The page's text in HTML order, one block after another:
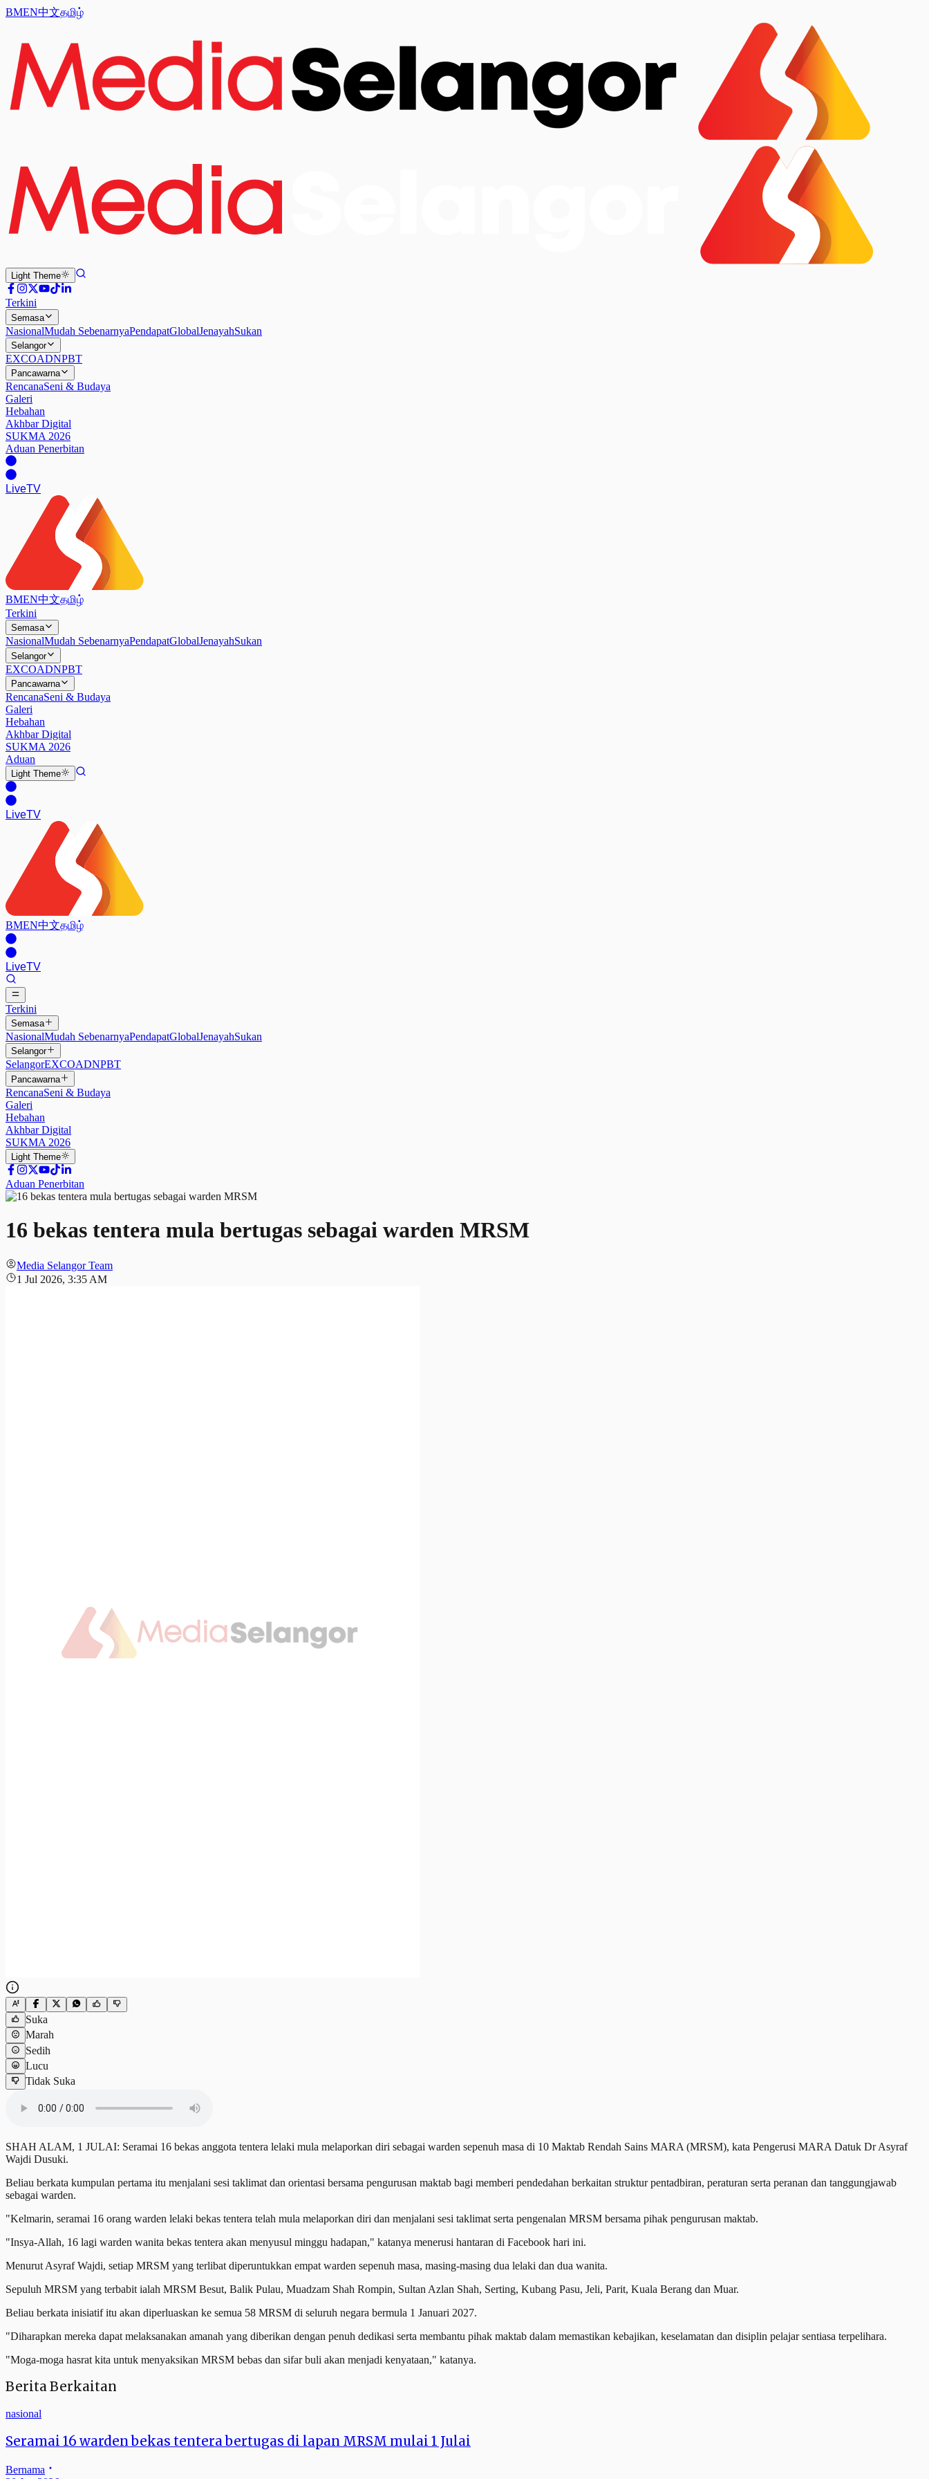
BMEN中文தமிழ்
Light Theme
Terkini
Semasa
NasionalMudah SebenarnyaPendapatGlobalJenayahSukan
Selangor
EXCOADNPBT
Pancawarna
RencanaSeni & Budaya
Galeri
Hebahan
Akhbar Digital
SUKMA 2026
Aduan Penerbitan
LiveTV
BMEN中文தமிழ்
Terkini
Semasa
NasionalMudah SebenarnyaPendapatGlobalJenayahSukan
Selangor
EXCOADNPBT
Pancawarna
RencanaSeni & Budaya
Galeri
Hebahan
Akhbar Digital
SUKMA 2026
Aduan
Light Theme
LiveTV
BMEN中文தமிழ்
LiveTV
Terkini
Semasa
NasionalMudah SebenarnyaPendapatGlobalJenayahSukan
Selangor
SelangorEXCOADNPBT
Pancawarna
RencanaSeni & Budaya
Galeri
Hebahan
Akhbar Digital
SUKMA 2026
Light Theme
Aduan Penerbitan
16 bekas tentera mula bertugas sebagai warden MRSM
Media Selangor Team
1 Jul 2026, 3:35 AM
Suka
Marah
Sedih
Lucu
Tidak Suka
SHAH ALAM, 1 JULAI: Seramai 16 bekas anggota tentera lelaki mula melaporkan diri sebagai warden sepenuh masa di 10 Maktab Rendah Sains MARA (MRSM), kata Pengerusi MARA Datuk Dr Asyraf
Wajdi Dusuki.
Beliau berkata kumpulan pertama itu menjalani sesi taklimat dan orientasi bersama pengurusan maktab bagi memberi pendedahan berkaitan struktur pentadbiran, peraturan serta peranan dan tanggungjawab
sebagai warden.
"Kelmarin, seramai 16 orang warden lelaki bekas tentera telah mula melaporkan diri dan menjalani sesi taklimat serta pengenalan MRSM bersama pihak pengurusan maktab.
"Insya-Allah, 16 lagi warden wanita bekas tentera akan menyusul minggu hadapan," katanya menerusi hantaran di Facebook hari ini.
Menurut Asyraf Wajdi, setiap MRSM yang terlibat diperuntukkan empat warden sepenuh masa, masing-masing dua lelaki dan dua wanita.
Sepuluh MRSM yang terbabit ialah MRSM Besut, Balik Pulau, Muadzam Shah Rompin, Sultan Azlan Shah, Serting, Kubang Pasu, Jeli, Parit, Kuala Berang dan Muar.
Beliau berkata inisiatif itu akan diperluaskan ke semua 58 MRSM di seluruh negara bermula 1 Januari 2027.
"Diharapkan mereka dapat melaksanakan amanah yang diberikan dengan penuh dedikasi serta membantu pihak maktab dalam memastikan kebajikan, keselamatan dan disiplin pelajar sentiasa terpelihara.
"Moga-moga hasrat kita untuk menyaksikan MRSM bebas dan sifar buli akan menjadi kenyataan," katanya.
Berita Berkaitan
nasional
Seramai 16 warden bekas tentera bertugas di lapan MRSM mulai 1 Julai
Bernama